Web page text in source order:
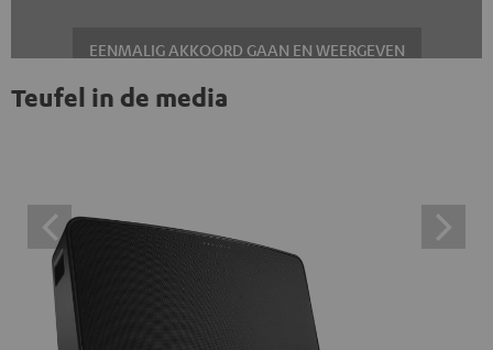
EENMALIG AKKOORD GAAN EN WEERGEVEN
Altijd externe inhoud weergeven? Schakel dit in de gegevensinstellingen
inhoud te klikken, stem je ermee in dat je de externe
inhoud te zien krijgt. Dit betekent dat persoonlijke
gegevens kunnen worden doorgegeven aan platforms
van derden. Meer informatie hierover vind je in ons
privacybeleid.
Teufel in de media